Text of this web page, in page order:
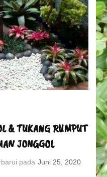
& TUKANG RUMPUT
JONGGOL
pada Juni 25, 2020